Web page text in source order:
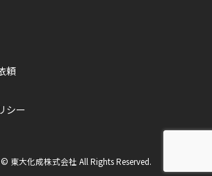
頼
シー
東大化成株式会社 All Rights Reserved.